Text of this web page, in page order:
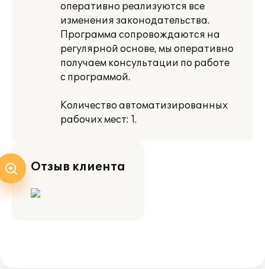
оперативно реализуются все
изменения законодательства.
Программа сопровождаются на
регулярной основе, мы оперативно
получаем консультации по работе
с программой.
Количество автоматизированных
рабочих мест: 1.
Отзыв клиента